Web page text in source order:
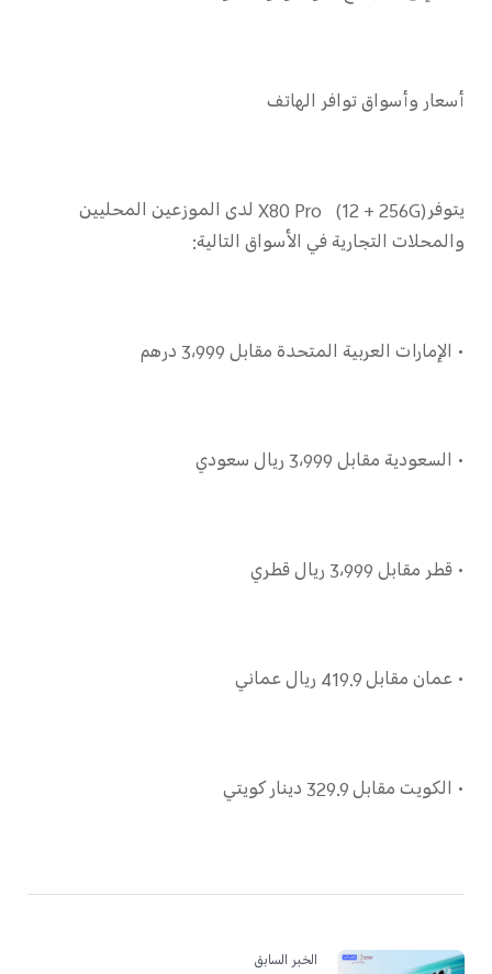
أسعار وأسواق توافر الهاتف
يتوفرX80 Pro (12 + 256G) لدى الموزعين المحليين
والمحلات التجارية في الأسواق التالية:
• الإمارات العربية المتحدة مقابل 3،999 درهم
• السعودية مقابل 3،999 ريال سعودي
• قطر مقابل 3،999 ريال قطري
• عمان مقابل 419.9 ريال عماني
• الكويت مقابل 329.9 دينار كويتي
الخبر السابق